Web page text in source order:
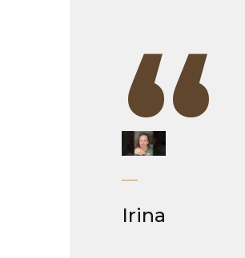
“
Irina